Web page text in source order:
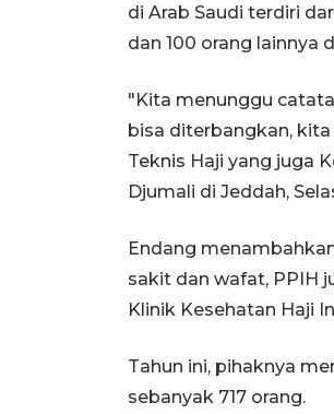
di Arab Saudi terdiri
dan 100 orang lainnya
"Kita menunggu
bisa diterbangkan,
Teknis Haji yang juga
Djumali di Jeddah,
Endang
sakit dan wafat, PPIH
Klinik Kesehatan Haji
Tahun ini, pihaknya
sebanyak 717 orang.